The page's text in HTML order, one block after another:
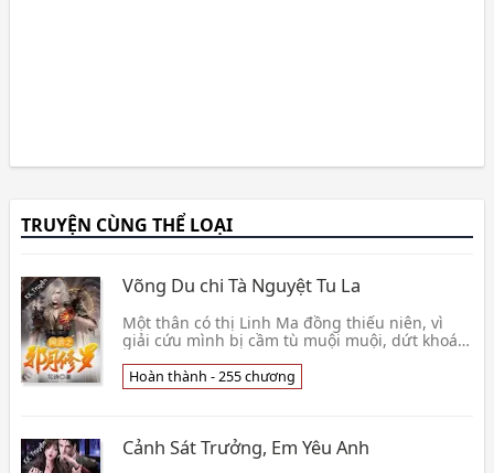
TRUYỆN CÙNG THỂ LOẠI
Võng Du chi Tà Nguyệt Tu La
Một thân có thị Linh Ma đồng thiếu niên, vì
giải cứu mình bị cầm tù muội muội, dứt khoát
dần dần p👦 Tả Thi
Hoàn thành - 255 chương
Cảnh Sát Trưởng, Em Yêu Anh